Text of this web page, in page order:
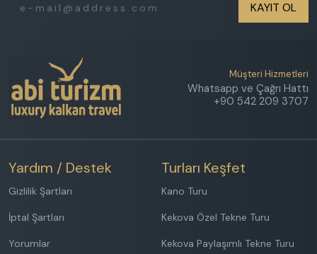
Isıtmalı Dış Havuz
Havuz Jakuzisi
Geniş Aileye Uygun
Sonuçlarda 3 gün önceki ve sonraki seçenekleride
KAYIT OL
Müşteri Hizmetleri
Whatsapp ve Çağrı Hattı
+90 542 209 3707
Yardım / Destek
Gizlilik Şartları
İptal Şartları
Yorumlar
Turları Keşfet
Kano Turu
Kekova Özel Tekne Turu
Kekova Paylaşımlı Tekne Turu